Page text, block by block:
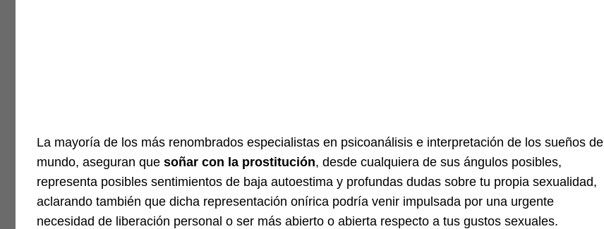
La mayoría de los más renombrados especialistas en psicoanálisis e interpretación de los sueños del
mundo, aseguran que soñar con la prostitución, desde cualquiera de sus ángulos posibles,
representa posibles sentimientos de baja autoestima y profundas dudas sobre tu propia sexualidad,
aclarando también que dicha representación onírica podría venir impulsada por una urgente
necesidad de liberación personal o ser más abierto o abierta respecto a tus gustos sexuales.